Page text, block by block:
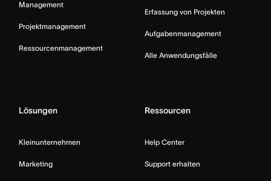
Management
Projektmanagement
Ressourcenmanagement
Erfassung von Projekten
Aufgabenmanagement
Alle Anwendungsfälle
Lösungen
Kleinunternehmen
Marketing
Ressourcen
Help Center
Support erhalten